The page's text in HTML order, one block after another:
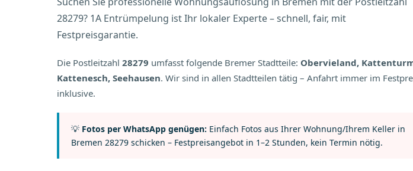
28279? 1A Entrümpelung ist Ihr lokaler Experte – schnell, fair, mit
Festpreisgarantie.
Die Postleitzahl 28279 umfasst folgende Bremer Stadtteile: Obervieland,
Kattenesch, Seehausen. Wir sind in allen Stadtteilen tätig – Anfahrt immer im
inklusive.
💡 Fotos per WhatsApp genügen: Einfach Fotos aus Ihrer Wohnung/Ihrem Keller in
Bremen 28279 schicken – Festpreisangebot in 1–2 Stunden, kein Termin nötig.